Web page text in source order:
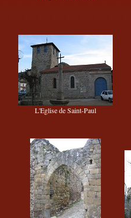
L'Eglise de Saint-Paul